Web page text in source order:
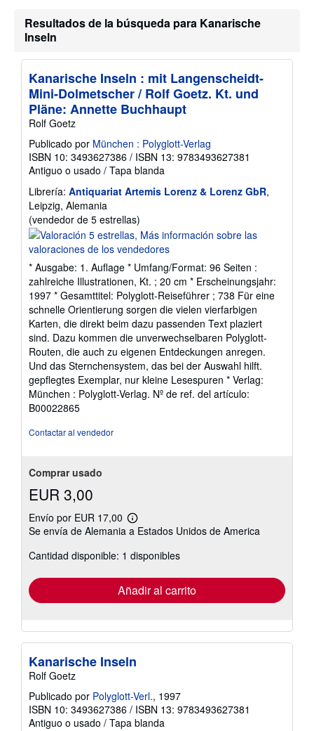
v
Resultados de la búsqueda para Kanarische
Inseln
Kanarische Inseln : mit Langenscheidt-
Mini-Dolmetscher / Rolf Goetz. Kt. und
Pläne: Annette Buchhaupt
Rolf Goetz
Publicado por München : Polyglott-Verlag
ISBN 10: 3493627386 / ISBN 13: 9783493627381
Antiguo o usado / Tapa blanda
Librería: Antiquariat Artemis Lorenz & Lorenz GbR,
Leipzig, Alemania
(vendedor de 5 estrellas)
del
vendedor:
5
de
5
estrellas
* Ausgabe: 1. Auflage * Umfang/Format: 96 Seiten :
zahlreiche Illustrationen, Kt. ; 20 cm * Erscheinungsjahr:
1997 * Gesamttitel: Polyglott-Reiseführer ; 738 Für eine
schnelle Orientierung sorgen die vielen vierfarbigen
Karten, die direkt beim dazu passenden Text plaziert
sind. Dazu kommen die unverwechselbaren Polyglott-
Routen, die auch zu eigenen Entdeckungen anregen.
Und das Sternchensystem, das bei der Auswahl hilft.
gepflegtes Exemplar, nur kleine Lesespuren * Verlag:
München : Polyglott-Verlag. Nº de ref. del artículo:
B00022865
Contactar al vendedor
Comprar usado
EUR 3,00
Envío por EUR 17,00
Más
información
las
tarifas
envío
Se envía de Alemania a Estados Unidos de America
Cantidad disponible: 1 disponibles
Añadir al carrito
Kanarische Inseln
Rolf Goetz
Publicado por Polyglott-Verl., 1997
ISBN 10: 3493627386 / ISBN 13: 9783493627381
Antiguo o usado / Tapa blanda